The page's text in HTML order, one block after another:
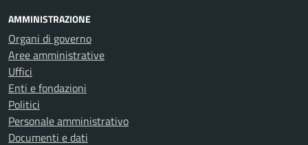
AMMINISTRAZIONE
Organi di governo
Aree amministrative
Uffici
Enti e fondazioni
Politici
Personale amministrativo
Documenti e dati